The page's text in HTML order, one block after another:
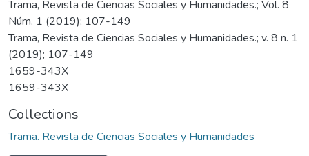
Trama, Revista de Ciencias Sociales y Humanidades.; Vol. 8
Núm. 1 (2019); 107-149
Trama, Revista de Ciencias Sociales y Humanidades.; v. 8 n. 1
(2019); 107-149
1659-343X
1659-343X
Collections
Trama. Revista de Ciencias Sociales y Humanidades